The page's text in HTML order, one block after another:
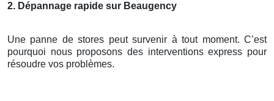
2. Dépannage rapide sur Beaugency
Une panne de stores peut survenir à tout moment. C’est
pourquoi nous proposons des interventions express pour
résoudre vos problèmes.